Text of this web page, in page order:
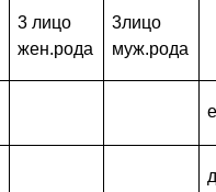
3 лицо
жен.рода
3лицо
муж.рода